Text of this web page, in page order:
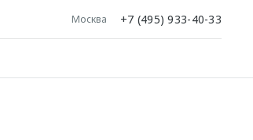
Москва +7 (495) 933-40-33